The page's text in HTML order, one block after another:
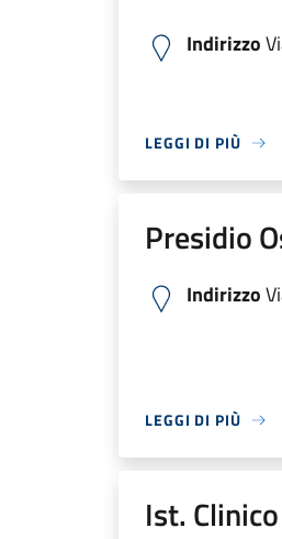
Indirizzo
LEGGI DI PIÙ
Presidio
Indirizzo
LEGGI DI PIÙ
Ist.